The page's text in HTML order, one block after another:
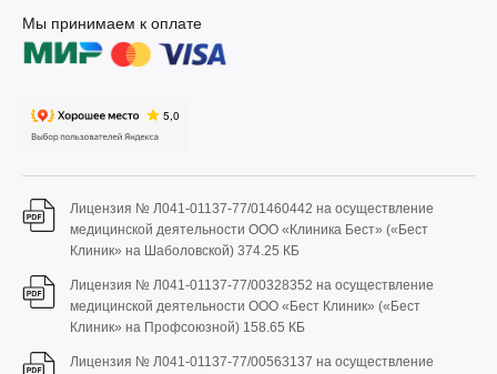
Мы принимаем к оплате
Лицензия № Л041-01137-77/01460442 на осуществление
медицинской деятельности ООО «Клиника Бест» («Бест
Клиник» на Шаболовской) 374.25 КБ
Лицензия № Л041-01137-77/00328352 на осуществление
медицинской деятельности ООО «Бест Клиник» («Бест
Клиник» на Профсоюзной) 158.65 КБ
Лицензия № Л041-01137-77/00563137 на осуществление